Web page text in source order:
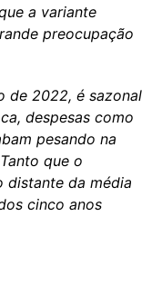
a variante
preocupação
de 2022, é sazonal
despesas como
pesando na
que o
distante da média
cinco anos